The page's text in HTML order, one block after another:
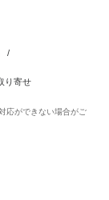
り寄せ
応ができない場合がご